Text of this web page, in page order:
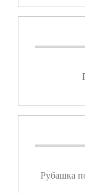
Рубашка